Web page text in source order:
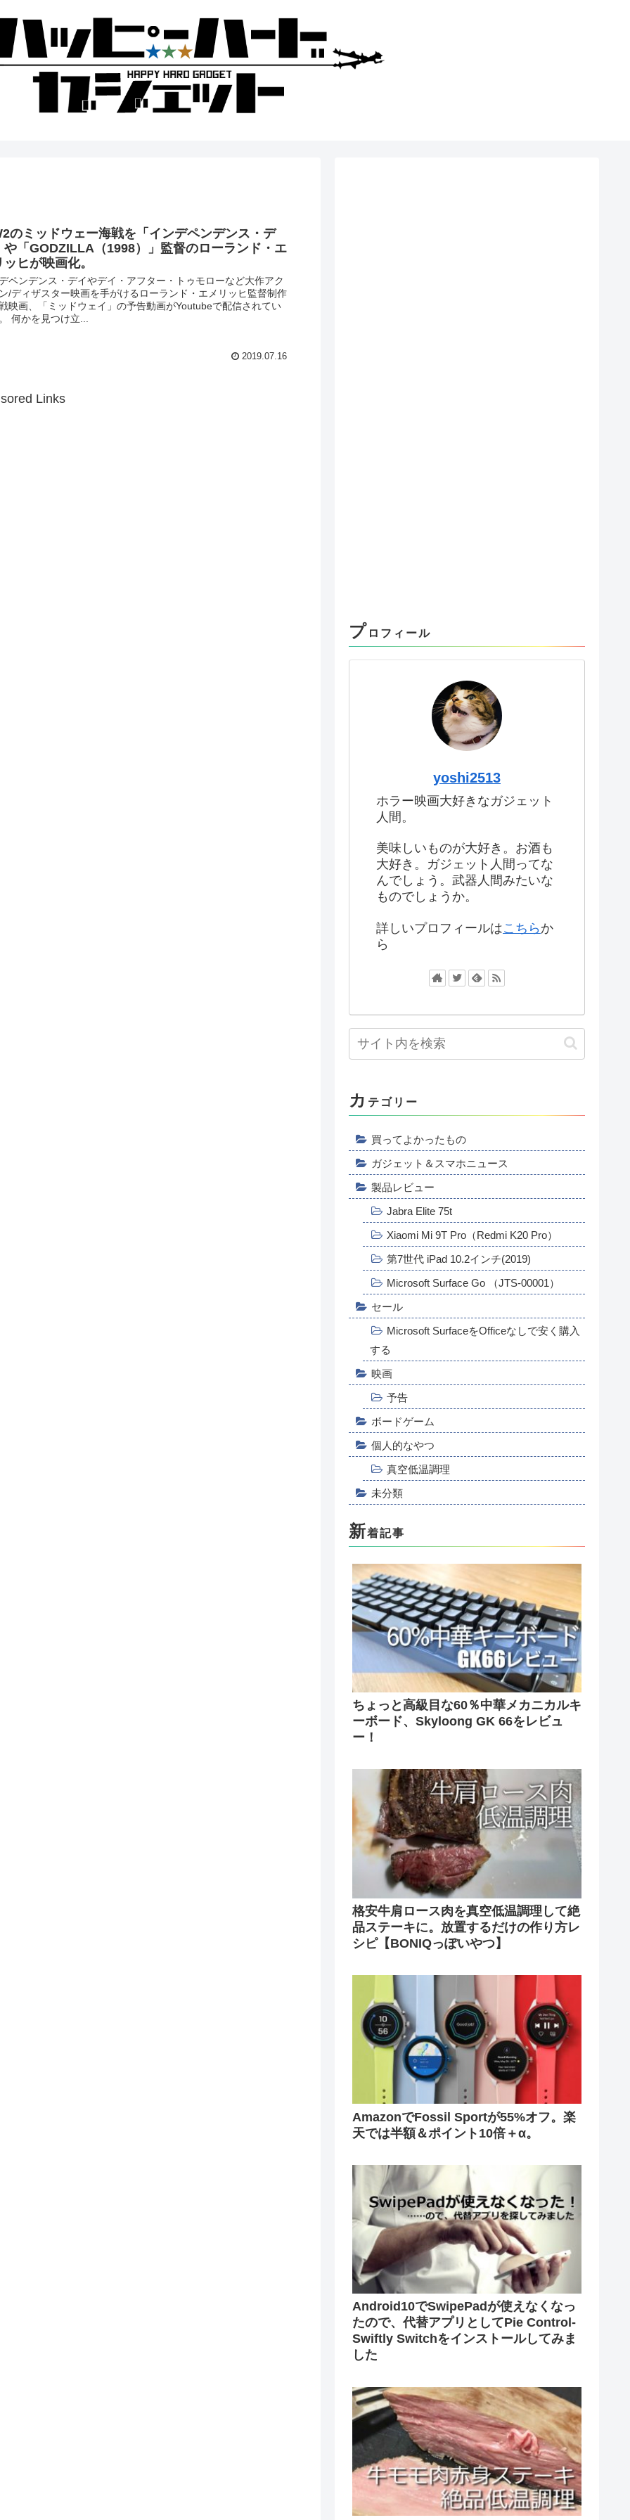
のミッドウェー海戦を「インデペンデンス・デ
や「GODZILLA（1998）」監督のローランド・エ
ッヒが映画化。
ペンデンス・デイやデイ・アフター・トゥモローなど大作アク
/ディザスター映画を手がけるローランド・エメリッヒ監督制作
映画、「ミッドウェイ」の予告動画がYoutubeで配信されてい
何かを見つけ立...
2019.07.16
Links
プ ロフィール
yoshi2513
ホラー映画大好きなガジェット
人間。
美味しいものが大好き。お酒も
大好き。ガジェット人間ってな
んでしょう。武器人間みたいな
ものでしょうか。
詳しいプロフィールはこちら か
ら
カ テゴリー
買ってよかったもの
ガジェット＆スマホニュース
製品レビュー
Jabra Elite 75t
Xiaomi Mi 9T Pro（Redmi K20 Pro）
第7世代 iPad 10.2インチ(2019)
Microsoft Surface Go （JTS-00001）
セール
Microsoft SurfaceをOfficeなしで安く購入
する
映画
予告
ボードゲーム
個人的なやつ
真空低温調理
未分類
新着記事
ちょっと高級目な60％中華メカニカルキ
ーボード、Skyloong GK 66をレビュ
ー！
格安牛肩ロース肉を真空低温調理して絶
品ステーキに。放置するだけの作り方レ
シピ【BONIQっぽいやつ】
AmazonでFossil Sportが55%オフ。楽
天では半額＆ポイント10倍＋α。
Android10でSwipePadが使えなくなっ
たので、代替アプリとしてPie Control-
Swiftly Switchをインストールしてみま
した